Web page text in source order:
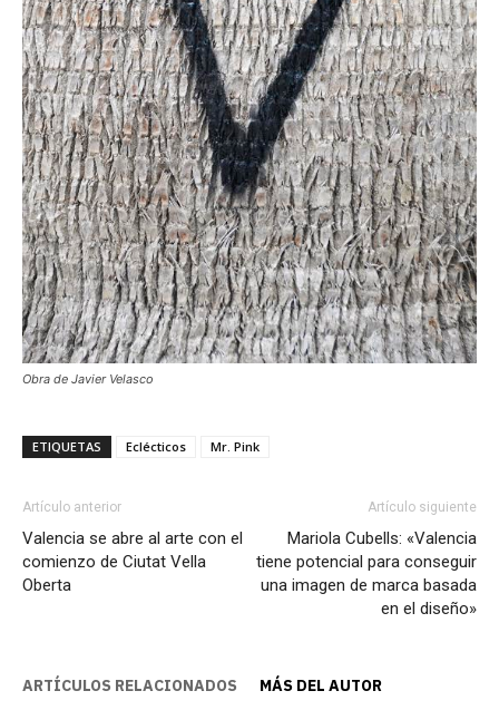
Obra de Javier Velasco
ETIQUETAS Eclécticos Mr. Pink
Artículo anterior
Valencia se abre al arte con el
comienzo de Ciutat Vella
Oberta
Artículo siguiente
Mariola Cubells: «Valencia
tiene potencial para conseguir
una imagen de marca basada
en el diseño»
ARTÍCULOS RELACIONADOS MÁS DEL AUTOR